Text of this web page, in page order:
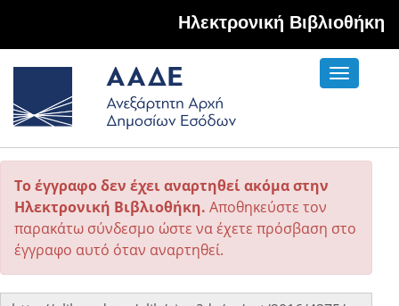
Hλεκτρονική Βιβλιοθήκη
Toggle
Το έγγραφο δεν έχει αναρτηθεί ακόμα στην
Ηλεκτρονική Βιβλιοθήκη. Αποθηκεύστε τον
παρακάτω σύνδεσμο ώστε να έχετε πρόσβαση στο
έγγραφο αυτό όταν αναρτηθεί.